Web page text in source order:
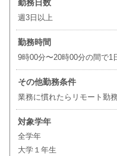
勤務日数
週3日以上
勤務時間
9時00分〜20時00分の間で1
その他勤務条件
業務に慣れたらリモート勤
対象学年
全学年
大学１年生